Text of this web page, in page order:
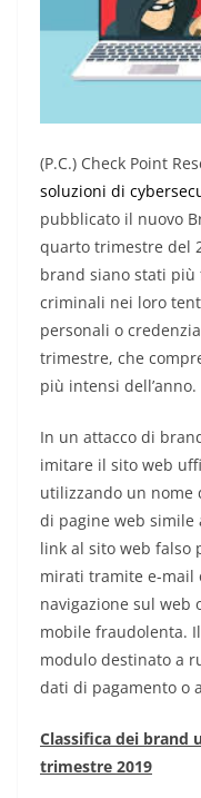
(P.C.) Check Point
soluzioni di
pubblicato il nuovo
quarto trimestre del
brand siano stati
criminali nei loro
personali o
trimestre, che
più intensi dell’anno.
In un attacco di
imitare il sito web
utilizzando un nome
di pagine web simile
link al sito web falso
mirati tramite e-mail
navigazione sul web
mobile fraudolenta.
modulo destinato a
dati di pagamento o
Classifica dei brand
trimestre 2019